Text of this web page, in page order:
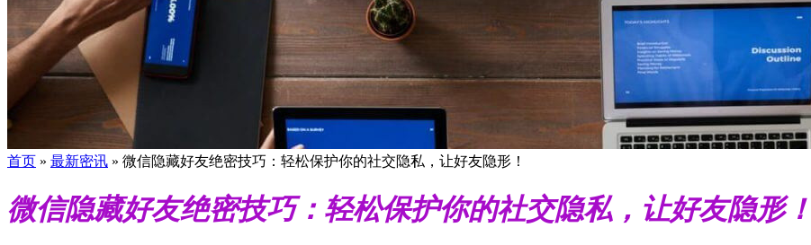
首页 » 最新密讯 » 微信隐藏好友绝密技巧：轻松保护你的社交隐私，让好友隐形！
微信隐藏好友绝密技巧：轻松保护你的社交隐私，让好友隐形！